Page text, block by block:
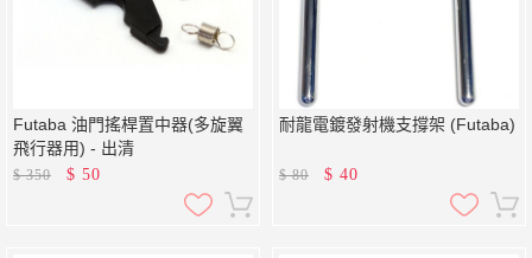
Futaba 油門搖桿置中器(多旋翼
飛行器用) - 出清
$350 $ 50
耐龍電鍍發射機支撐架 (Futaba)
$80 $ 40